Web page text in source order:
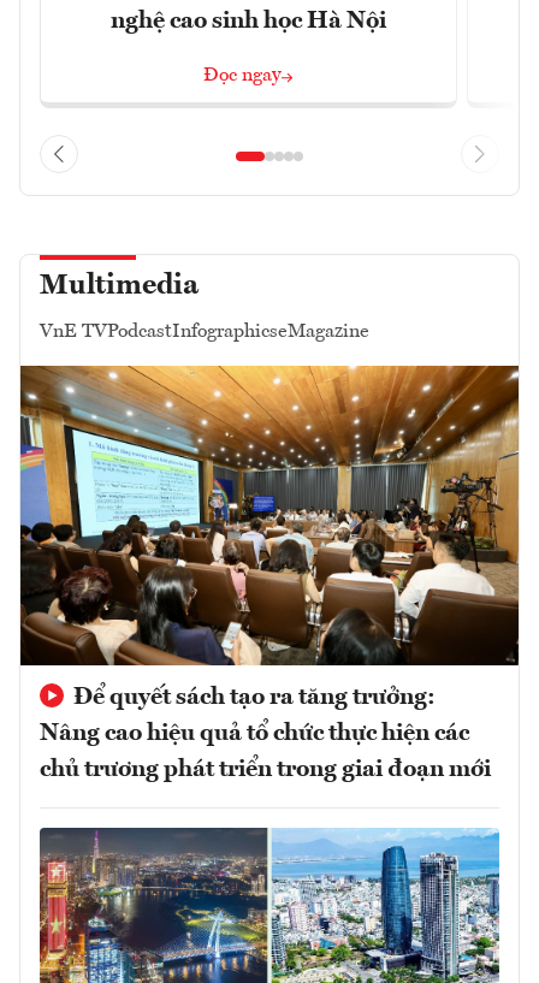
nghệ cao sinh học Hà Nội
Đọc ngay
Multimedia
VnE TVPodcastInfographicseMagazine
Để quyết sách tạo ra tăng trưởng:
Nâng cao hiệu quả tổ chức thực hiện các
chủ trương phát triển trong giai đoạn mới